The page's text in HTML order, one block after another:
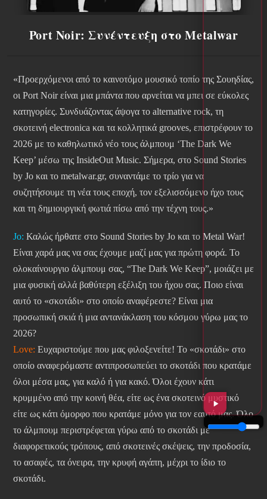
Port Noir: Συνέντευξη στο Metalwar
«Προερχόμενοι από το καινοτόμο μουσικό τοπίο της Σουηδίας,
οι Port Noir είναι μια μπάντα που αρνείται να μπει σε εύκολες
κατηγορίες. Συνδυάζοντας άψογα το alternative rock, τη
σκοτεινή electronica και τα κολλητικά grooves, επιστρέφουν το
2026 με το καθηλωτικό νέο τους άλμπουμ ‘The Dark We
Keep’ μέσω της InsideOut Music. Σήμερα, στο Sound Stories
by Jo και το metalwar.gr, συναντάμε το τρίο για να
συζητήσουμε τη νέα τους εποχή, τον εξελισσόμενο ήχο τους
και τη δημιουργική φωτιά πίσω από την τέχνη τους.»
Jo: Καλώς ήρθατε στο Sound Stories by Jo και το Metal War!
Είναι χαρά μας να σας έχουμε μαζί μας για πρώτη φορά. Το
ολοκαίνουργιο άλμπουμ σας, “The Dark We Keep”, μοιάζει με
μια φυσική αλλά βαθύτερη εξέλιξη του ήχου σας. Ποιο είναι
αυτό το «σκοτάδι» στο οποίο αναφέρεστε? Είναι μια
προσωπική σκιά ή μια αντανάκλαση του κόσμου γύρω μας το
2026?
Love: Ευχαριστούμε που μας φιλοξενείτε! Το «σκοτάδι» στο
οποίο αναφερόμαστε αντιπροσωπεύει το σκοτάδι που κρατάμε
όλοι μέσα μας, για καλό ή για κακό. Όλοι έχουν κάτι
κρυμμένο από την κοινή θέα, είτε ως ένα σκοτεινό μυστικό
είτε ως κάτι όμορφο που κρατάμε μόνο για τον εαυτό μας. Όλο
το άλμπουμ περιστρέφεται γύρω από το σκοτάδι με
διαφορετικούς τρόπους, από σκοτεινές σκέψεις, την προδοσία,
το ασαφές, τα όνειρα, την κρυφή αγάπη, μέχρι το ίδιο το
σκοτάδι.